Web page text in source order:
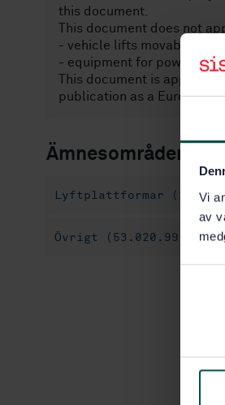
Vi
av
this document.
This document does not
- vehicle lifts movable
- equipment for power
This document is
publication as a European
Ämnesområden
Lyftplattformar
Övrigt (53.020.99)